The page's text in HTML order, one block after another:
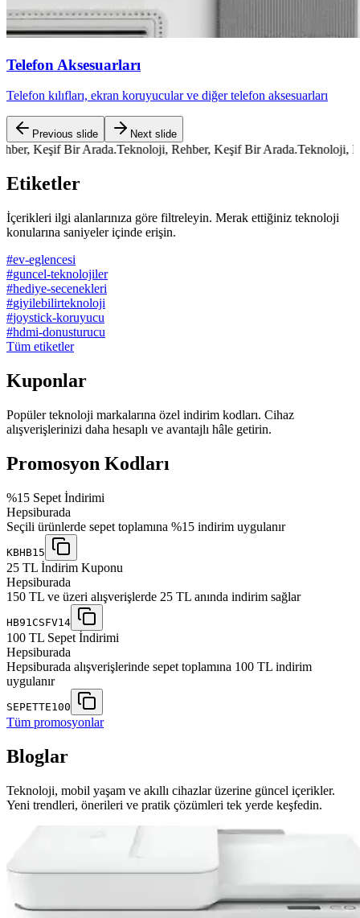
Telefon Aksesuarları
Telefon kılıfları, ekran koruyucular ve diğer telefon aksesuarları
Previous slide Next slide
Bir Arada.Teknoloji, Rehber, Keşif Bir Arada.Teknoloji,
Etiketler
İçerikleri ilgi alanlarınıza göre filtreleyin. Merak ettiğiniz teknoloji
konularına saniyeler içinde erişin.
#ev-eglencesi
#guncel-teknolojiler
#hediye-secenekleri
#giyilebilirteknoloji
#joystick-koruyucu
#hdmi-donusturucu
Tüm etiketler
Kuponlar
Popüler teknoloji markalarına özel indirim kodları. Cihaz
alışverişlerinizi daha hesaplı ve avantajlı hâle getirin.
Promosyon Kodları
%15 Sepet İndirimi
Hepsiburada
Seçili ürünlerde sepet toplamına %15 indirim uygulanır
KBHB15
25 TL İndirim Kuponu
Hepsiburada
150 TL ve üzeri alışverişlerde 25 TL anında indirim sağlar
HB91CSFV14
100 TL Sepet İndirimi
Hepsiburada
Hepsiburada alışverişlerinde sepet toplamına 100 TL indirim
uygulanır
SEPETTE100
Tüm promosyonlar
Bloglar
Teknoloji, mobil yaşam ve akıllı cihazlar üzerine güncel içerikler.
Yeni trendleri, önerileri ve pratik çözümleri tek yerde keşfedin.